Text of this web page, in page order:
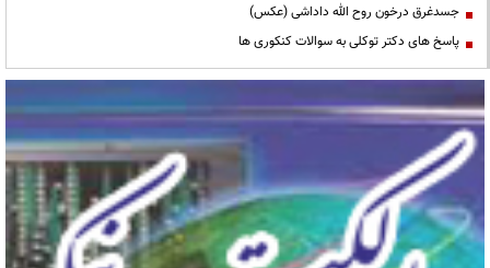
جسدغرق درخون روح الله داداشی (عکس)
پاسخ های دکتر توکلی به سوالات کنکوری ها